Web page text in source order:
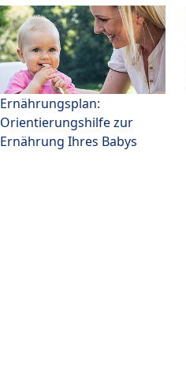
Ernährungsplan:
Orientierungshilfe zur
Ernährung Ihres Babys